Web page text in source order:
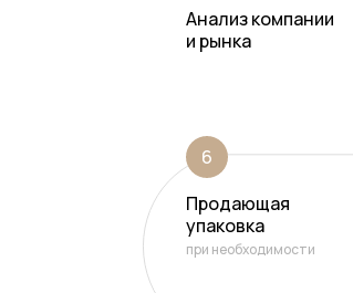
Продающая
упаковка
6
при необходимости
Анализ компании
и рынка